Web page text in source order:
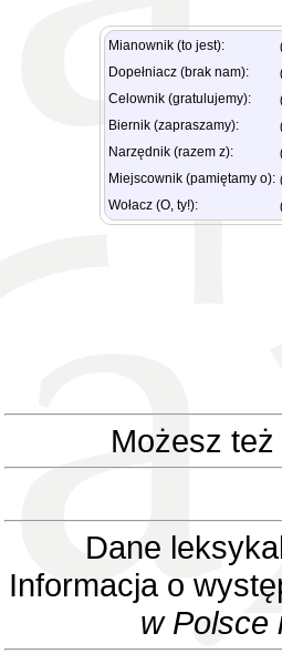
Mianownik (to jest):
Dopełniacz (brak nam):
Celownik (gratulujemy):
Biernik (zapraszamy):
Narzędnik (razem z):
Miejscownik (pamiętamy o):
Wołacz (O, ty!):
Możesz też
Dane
Informacja o
w Polsce